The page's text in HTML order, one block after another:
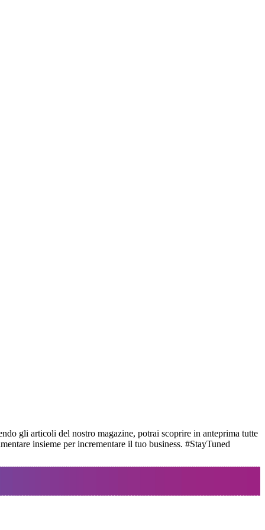
gli articoli del nostro magazine, potrai scoprire in anteprima tutte
insieme per incrementare il tuo business. #StayTuned